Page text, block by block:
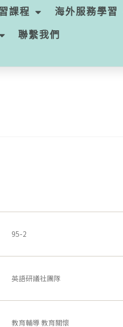
課程 海外服務學習
聯繫我們
95-2
英語研議社團隊
教育輔導 教育關懷